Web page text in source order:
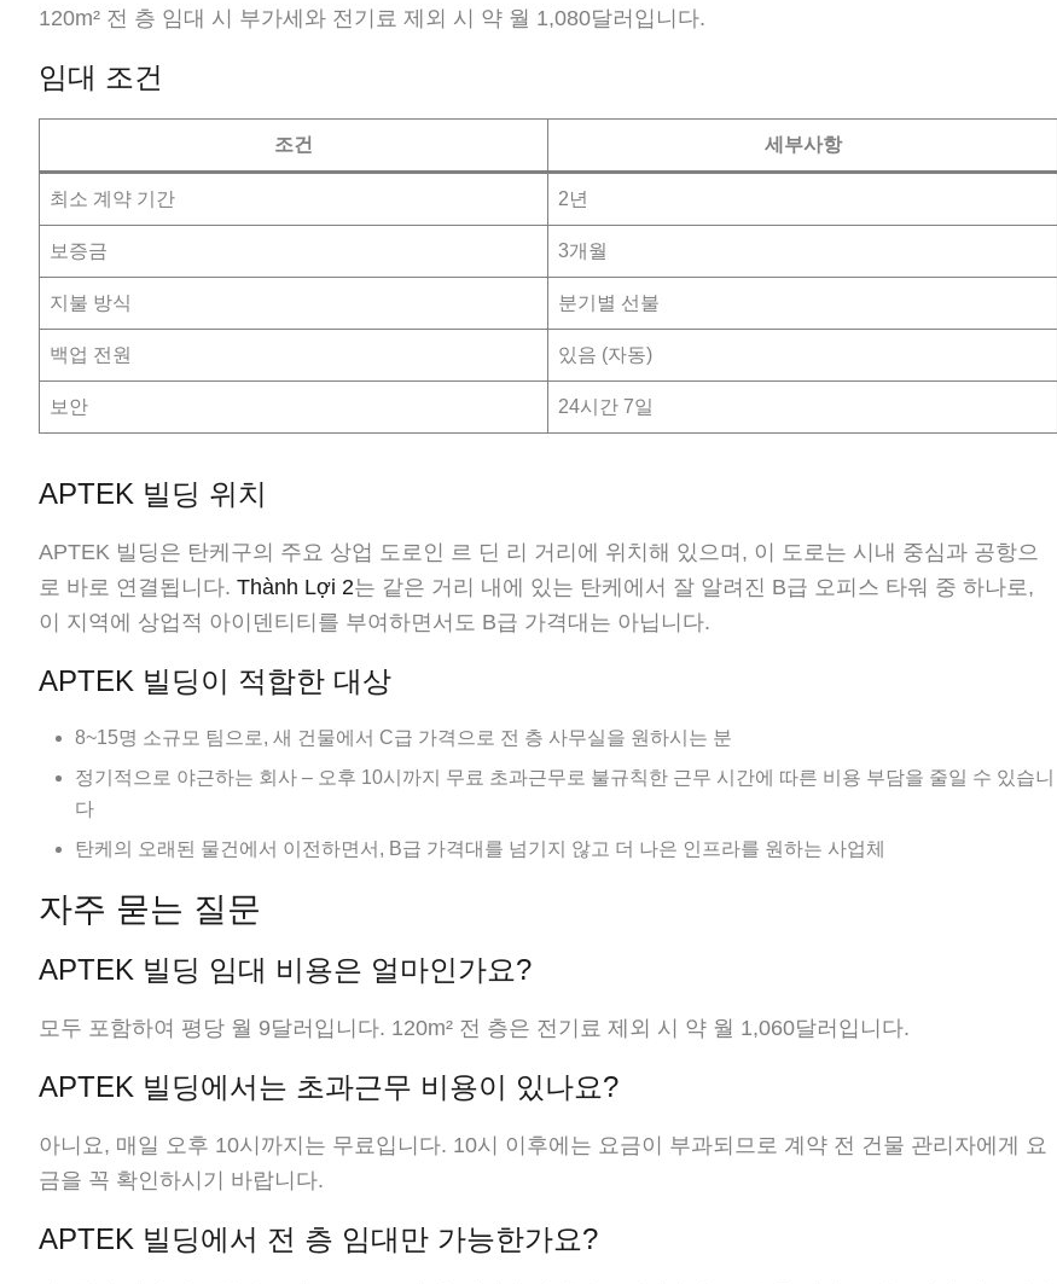
120m² 전 층 임대 시 부가세와 전기료 제외 시 약 월 1,080달러입니다.
임대 조건
조건 세부사항
최소 계약 기간 2년
보증금 3개월
지불 방식 분기별 선불
백업 전원 있음 (자동)
보안 24시간 7일
APTEK 빌딩 위치
APTEK 빌딩은 탄케구의 주요 상업 도로인 르 딘 리 거리에 위치해 있으며, 이 도로는 시내 중심과 공항으
로 바로 연결됩니다. Thành Lợi 2는 같은 거리 내에 있는 탄케에서 잘 알려진 B급 오피스 타워 중 하나로,
이 지역에 상업적 아이덴티티를 부여하면서도 B급 가격대는 아닙니다.
APTEK 빌딩이 적합한 대상
8~15명 소규모 팀으로, 새 건물에서 C급 가격으로 전 층 사무실을 원하시는 분
정기적으로 야근하는 회사 – 오후 10시까지 무료 초과근무로 불규칙한 근무 시간에 따른 비용 부담을 줄일 수 있습니
다
탄케의 오래된 물건에서 이전하면서, B급 가격대를 넘기지 않고 더 나은 인프라를 원하는 사업체
자주 묻는 질문
APTEK 빌딩 임대 비용은 얼마인가요?
모두 포함하여 평당 월 9달러입니다. 120m² 전 층은 전기료 제외 시 약 월 1,060달러입니다.
APTEK 빌딩에서는 초과근무 비용이 있나요?
아니요, 매일 오후 10시까지는 무료입니다. 10시 이후에는 요금이 부과되므로 계약 전 건물 관리자에게 요
금을 꼭 확인하시기 바랍니다.
APTEK 빌딩에서 전 층 임대만 가능한가요?